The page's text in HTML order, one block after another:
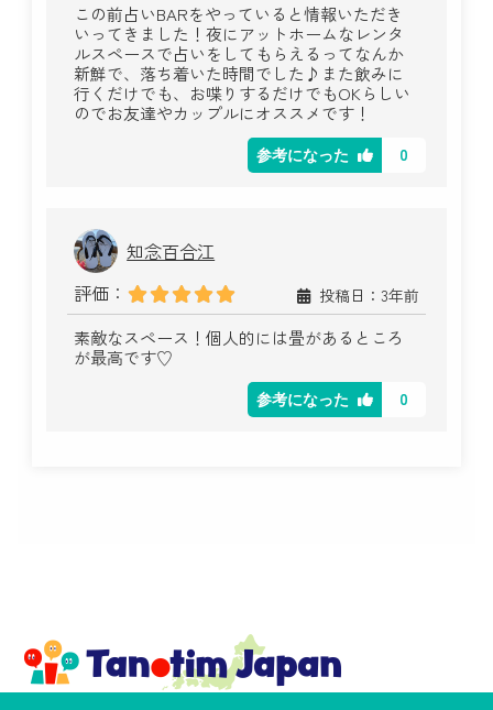
この前占いBARをやっていると情報いただき
いってきました！夜にアットホームなレンタ
ルスペースで占いをしてもらえるってなんか
新鮮で、落ち着いた時間でした♪また飲みに
行くだけでも、お喋りするだけでもOKらしい
のでお友達やカップルにオススメです！
参考になった 0
知念百合江
評価：
投稿日：3年前
素敵なスペース！個人的には畳があるところ
が最高です♡
参考になった 0